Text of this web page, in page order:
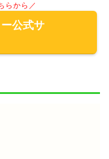
らから／
公式サ